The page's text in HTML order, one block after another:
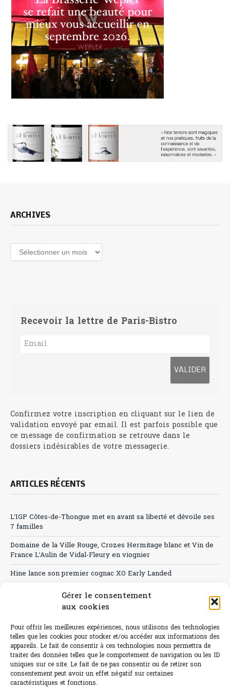
Gérer le consentement
aux cookies
Pour offrir les meilleures expériences, nous utilisons des technologies
telles que les cookies pour stocker et/ou accéder aux informations des
appareils. Le fait de consentir à ces technologies nous permettra de
traiter des données telles que le comportement de navigation ou les ID
uniques sur ce site. Le fait de ne pas consentir ou de retirer son
consentement peut avoir un effet négatif sur certaines
caractéristiques et fonctions.
ARCHIVES
Archives
Recevoir la lettre de Paris-Bistro
Confirmez votre inscription en cliquant sur le lien de
validation envoyé par email. Il est parfois possible que
ce message de confirmation se retrouve dans le
dossiers indésirables de votre messagerie.
ARTICLES RÉCENTS
L’IGP Côtes-de-Thongue met en avant sa liberté et dévoile ses
7 familles
Domaine de la Ville Rouge, Crozes Hermitage blanc et Vin de
France L’Aulin de Vidal-Fleury en viognier
Hine lance son premier cognac XO Early Landed
Canicule : A quand le CHR à « l’heure espagnole » ?
Sélection de rosés 2026
L'abus d'alcool est dangereux pour la santé.